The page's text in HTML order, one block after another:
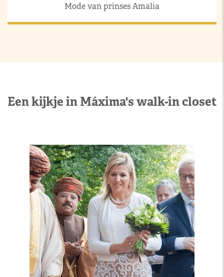
Mode van prinses Amalia
Een kijkje in Máxima's walk-in closet